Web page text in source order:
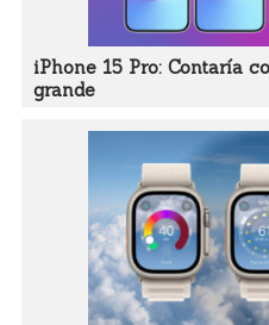
iPhone 15 Pro: Contaría
grande